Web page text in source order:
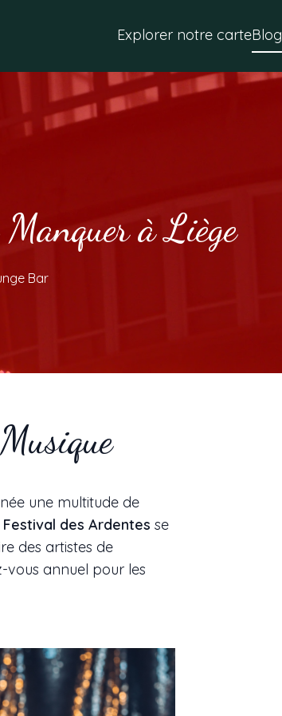
Explorer notre carteBlog
à Liège
Bar
une multitude de
Festival des Ardentes se
des artistes de
vous annuel pour les